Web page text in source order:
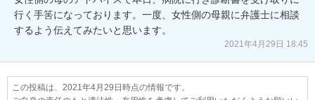
行く手筈になっております。一度、女性側の母親に弁護士に相談
するよう伝えてみたいと思います。
2021年4月29日 18:45
この投稿は、2021年4月29日時点の情報です。